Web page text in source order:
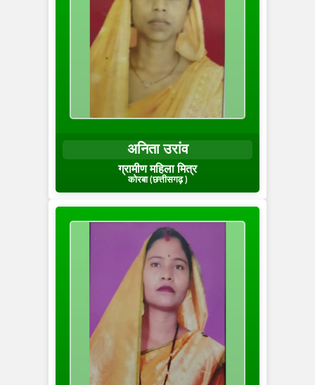
अनिता उरांव
ग्रामीण महिला मित्र
कोरबा (छत्तीसगढ़ )